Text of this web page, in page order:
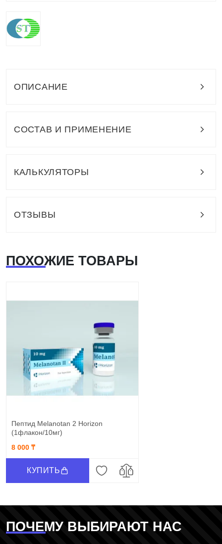
ОПИСАНИЕ
СОСТАВ И ПРИМЕНЕНИЕ
КАЛЬКУЛЯТОРЫ
ОТЗЫВЫ
ПОХОЖИЕ ТОВАРЫ
Пептид Melanotan 2 Horizon
(1флакон/10мг)
8 000 ₸
КУПИТЬ
ПОЧЕМУ ВЫБИРАЮТ НАС